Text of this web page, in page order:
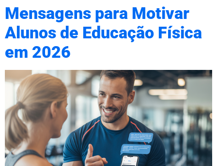
Mensagens para Motivar
Alunos de Educação Física
em 2026